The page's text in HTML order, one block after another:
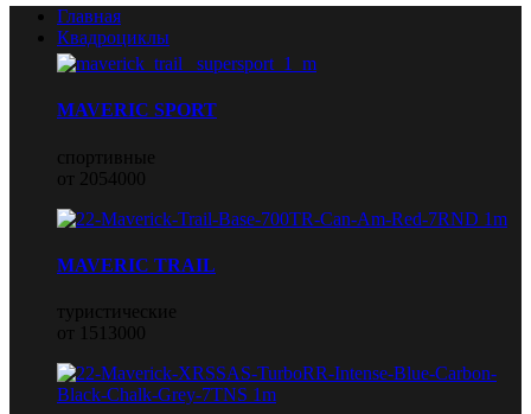
Главная
Квадроциклы
MAVERIC SPORT
спортивные
от 2054000
MAVERIC TRAIL
туристические
от 1513000